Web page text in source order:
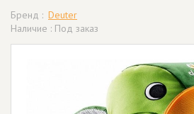
Бренд : Deuter
Наличие : Под заказ